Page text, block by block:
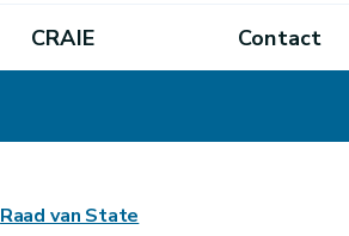
CRAIE Contact
Raad van State